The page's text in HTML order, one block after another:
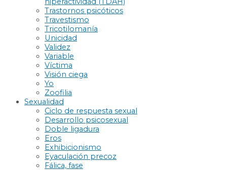
Trastornos psicóticos
Travestismo
Tricotilomanía
Unicidad
Validez
Variable
Víctima
Visión ciega
Yo
Zoofilia
Sexualidad
Ciclo de respuesta sexual
Desarrollo psicosexual
Doble ligadura
Eros
Exhibicionismo
Eyaculación precoz
Fálica, fase